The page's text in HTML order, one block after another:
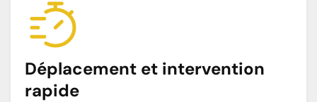
Déplacement et intervention
rapide